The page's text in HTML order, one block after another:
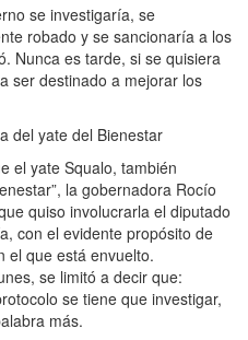
se investigaría, se
robado y se sancionaría a los
Nunca es tarde, si se quisiera
ser destinado a mejorar los
del yate del Bienestar
el yate Squalo, también
la gobernadora Rocío
quiso involucrarla el diputado
con el evidente propósito de
el que está envuelto.
se limitó a decir que:
se tiene que investigar,
más.